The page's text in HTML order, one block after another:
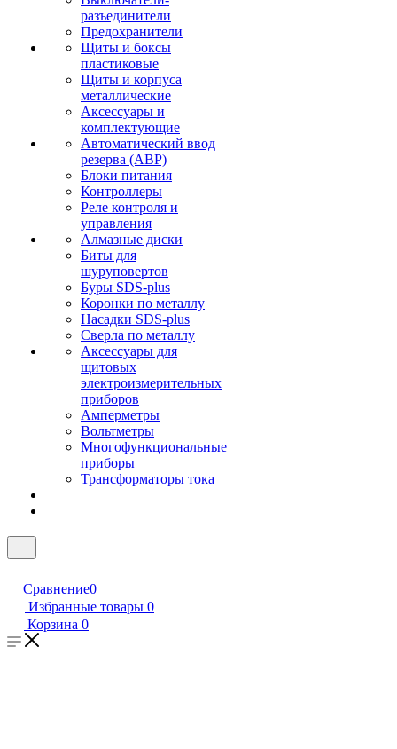
разъединители
Предохранители
Щиты и боксы
пластиковые
Щиты и корпуса
металлические
Аксессуары и
комплектующие
Автоматический ввод
резерва (АВР)
Блоки питания
Контроллеры
Реле контроля и
управления
Алмазные диски
Биты для
шуруповертов
Буры SDS-plus
Коронки по металлу
Насадки SDS-plus
Сверла по металлу
Аксессуары для
щитовых
электроизмерительных
приборов
Амперметры
Вольтметры
Многофункциональные
приборы
Трансформаторы тока
Сравнение0
Избранные товары 0
Корзина 0